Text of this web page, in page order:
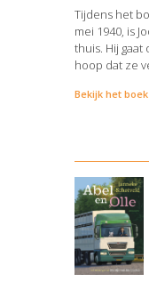
Tijdens het
mei 1940, is
thuis. Hij
hoop dat ze
Bekijk het boek